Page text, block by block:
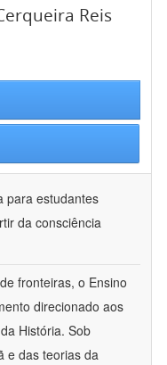
Reis
para estudantes
da consciência
fronteiras, o Ensino
direcionado aos
História. Sob
e das teorias da